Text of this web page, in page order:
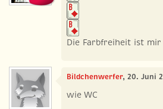
Die Farbfreiheit ist
Bildchenwerfer, 20. Juni
wie WC